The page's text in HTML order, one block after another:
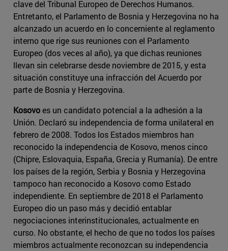
clave del Tribunal Europeo de Derechos Humanos.
Entretanto, el Parlamento de Bosnia y Herzegovina no ha
alcanzado un acuerdo en lo concerniente al reglamento
interno que rige sus reuniones con el Parlamento
Europeo (dos veces al año), ya que dichas reuniones
llevan sin celebrarse desde noviembre de 2015, y esta
situación constituye una infracción del Acuerdo por
parte de Bosnia y Herzegovina.
Kosovoes un candidato potencial a la adhesión a la
Unión. Declaró su independencia de forma unilateral en
febrero de 2008. Todos los Estados miembros han
reconocido la independencia de Kosovo, menos cinco
(Chipre, Eslovaquia, España, Grecia y Rumanía). De entre
los países de la región, Serbia y Bosnia y Herzegovina
tampoco han reconocido a Kosovo como Estado
independiente. En septiembre de 2018 el Parlamento
Europeo dio un paso más y decidió entablar
negociaciones interinstitucionales, actualmente en
curso. No obstante, el hecho de que no todos los países
miembros actualmente reconozcan su independencia